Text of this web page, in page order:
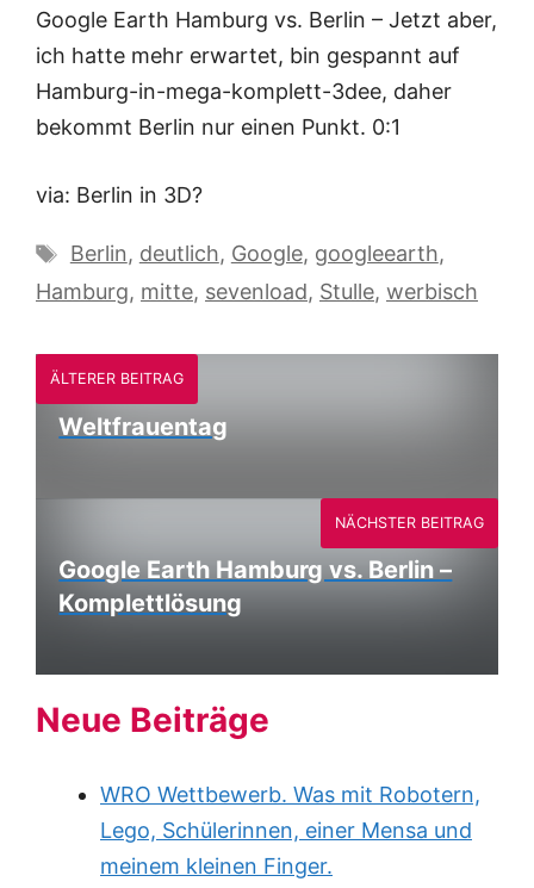
Google Earth Hamburg vs. Berlin – Jetzt aber,
ich hatte mehr erwartet, bin gespannt auf
Hamburg-in-mega-komplett-3dee, daher
bekommt Berlin nur einen Punkt. 0:1
via: Berlin in 3D?
Schlagwörter
Berlin, deutlich, Google, googleearth,
Hamburg, mitte, sevenload, Stulle, werbisch
ÄLTERER BEITRAG
Weltfrauentag
Google Earth Hamburg vs. Berlin –
Komplettlösung
NÄCHSTER BEITRAG
Neue Beiträge
WRO Wettbewerb. Was mit Robotern,
Lego, Schülerinnen, einer Mensa und
meinem kleinen Finger.